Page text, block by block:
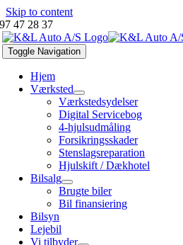
Skip to content
97 47 28 37
Toggle Navigation
Hjem
Værksted
Værkstedsydelser
Digital Servicebog
4-hjulsudmåling
Forsikringsskader
Stenslagsreparation
Hjulskift / Dækhotel
Bilsalg
Brugte biler
Bil finansiering
Bilsyn
Lejebil
Vi tilbyder